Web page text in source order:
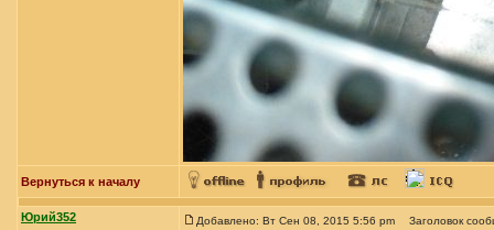
Вернуться к началу
Юрий352 Добавлено: Вт Сен 08, 2015 5:56 pm Заголовок